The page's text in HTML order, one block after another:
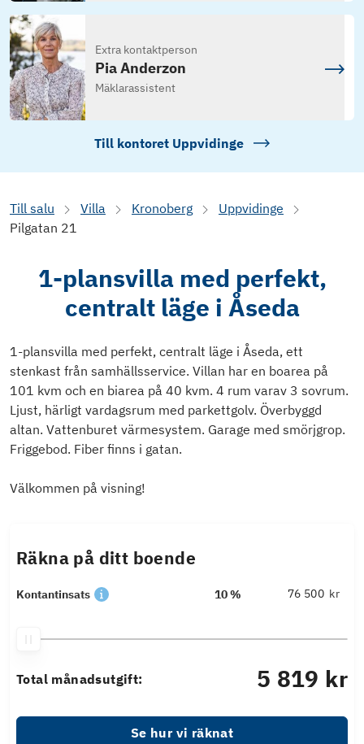
Extra kontaktperson
Pia Anderzon
Mäklarassistent
Till kontoret Uppvidinge
Till salu Villa Kronoberg
Uppvidinge
Pilgatan 21
1-plansvilla med perfekt,
centralt läge i Åseda
1-plansvilla med perfekt, centralt läge i Åseda, ett
stenkast från samhällsservice. Villan har en boarea på
101 kvm och en biarea på 40 kvm. 4 rum varav 3 sovrum.
Ljust, härligt vardagsrum med parkettgolv. Överbyggd
altan. Vattenburet värmesystem. Garage med smörjgrop.
Friggebod. Fiber finns i gatan.
Välkommen på visning!
Räkna på ditt boende
Kontantinsats 10 % kr
Total månadsutgift: 5 819 kr
Se hur vi räknat